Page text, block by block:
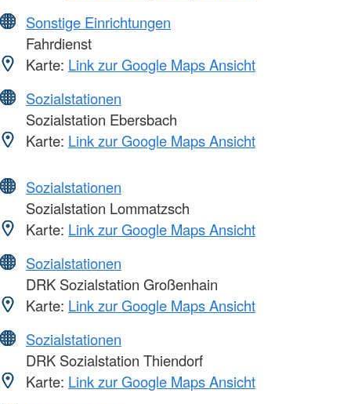
Sonstige Einrichtungen
Fahrdienst
Karte: Link zur Google Maps Ansicht
Sozialstationen
Sozialstation Ebersbach
Karte: Link zur Google Maps Ansicht
Sozialstationen
Sozialstation Lommatzsch
Karte: Link zur Google Maps Ansicht
Sozialstationen
DRK Sozialstation Großenhain
Karte: Link zur Google Maps Ansicht
Sozialstationen
DRK Sozialstation Thiendorf
Karte: Link zur Google Maps Ansicht